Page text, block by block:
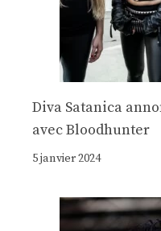
Diva Satanica
avec Bloodhunter
5 janvier 2024